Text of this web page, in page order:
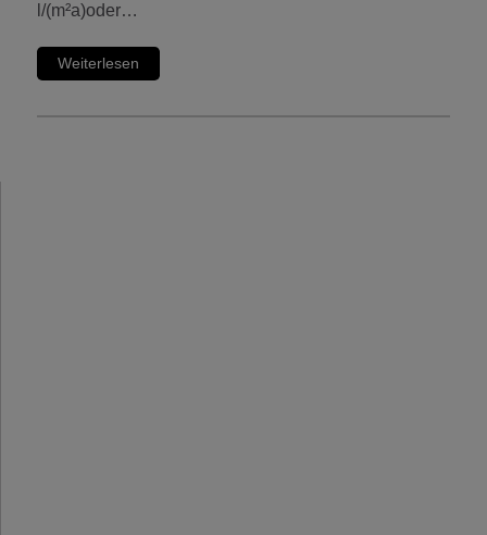
l/(m²a)oder…
Weiterlesen